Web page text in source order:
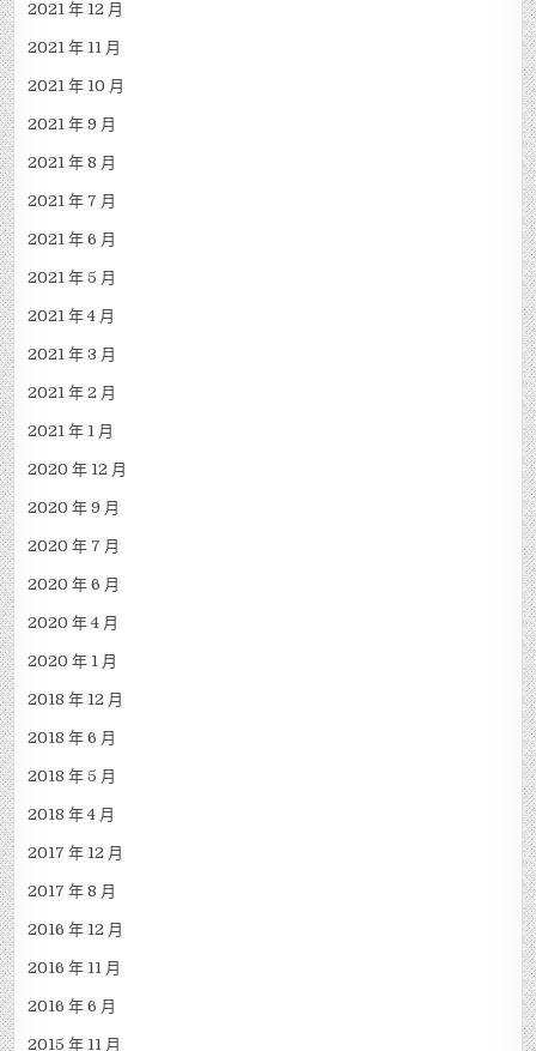
2021 年 12 月
2021 年 11 月
2021 年 10 月
2021 年 9 月
2021 年 8 月
2021 年 7 月
2021 年 6 月
2021 年 5 月
2021 年 4 月
2021 年 3 月
2021 年 2 月
2021 年 1 月
2020 年 12 月
2020 年 9 月
2020 年 7 月
2020 年 6 月
2020 年 4 月
2020 年 1 月
2018 年 12 月
2018 年 6 月
2018 年 5 月
2018 年 4 月
2017 年 12 月
2017 年 8 月
2016 年 12 月
2016 年 11 月
2016 年 6 月
2015 年 11 月